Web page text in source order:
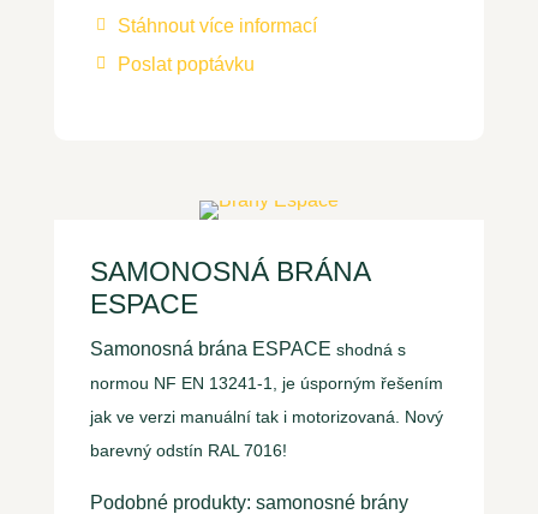
 Stáhnout více informací
 Poslat poptávku
SAMONOSNÁ BRÁNA
ESPACE
Samonosná brána ESPACE shodná s
normou NF EN 13241-1, je úsporným řešením
jak ve verzi manuální tak i motorizovaná. Nový
barevný odstín RAL 7016!
Podobné produkty: samonosné brány